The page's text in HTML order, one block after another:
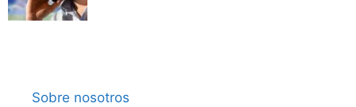
Sobre nosotros